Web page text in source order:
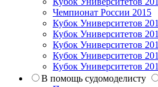
Чемпионат России 2015
Кубок Университетов
Кубок Университетов
Кубок Университетов
Кубок Университетов
Кубок Университетов
В помощь судомоделисту